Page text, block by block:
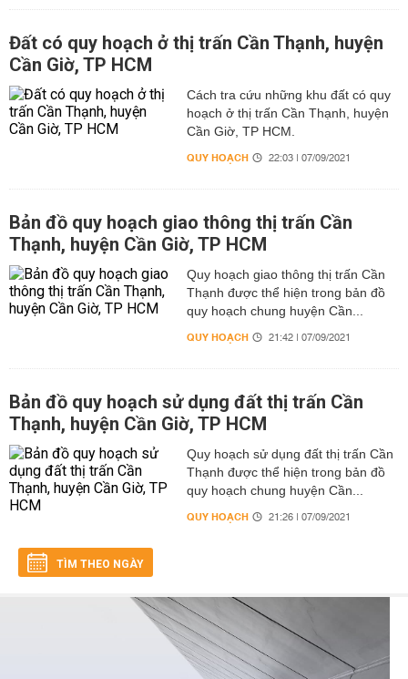
Đất có quy hoạch ở thị trấn Cần Thạnh, huyện
Cần Giờ, TP HCM
Cách tra cứu những khu đất có quy
hoạch ở thị trấn Cần Thạnh, huyện
Cần Giờ, TP HCM.
QUY HOẠCH 22:03 | 07/09/2021
Bản đồ quy hoạch giao thông thị trấn Cần
Thạnh, huyện Cần Giờ, TP HCM
Quy hoạch giao thông thị trấn Cần
Thạnh được thể hiện trong bản đồ
quy hoạch chung huyện Cần...
QUY HOẠCH 21:42 | 07/09/2021
Bản đồ quy hoạch sử dụng đất thị trấn Cần
Thạnh, huyện Cần Giờ, TP HCM
Quy hoạch sử dụng đất thị trấn Cần
Thạnh được thể hiện trong bản đồ
quy hoạch chung huyện Cần...
QUY HOẠCH 21:26 | 07/09/2021
TÌM THEO NGÀY